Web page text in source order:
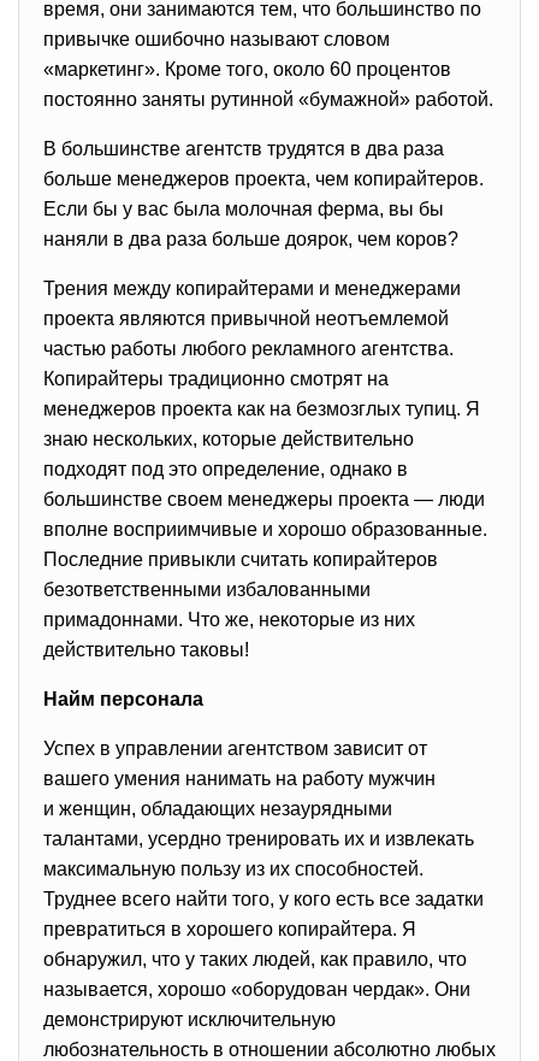
время, они занимаются тем, что большинство по
привычке ошибочно называют словом
«маркетинг». Кроме того, около 60 процентов
постоянно заняты рутинной «бумажной» работой.
В большинстве агентств трудятся в два раза
больше менеджеров проекта, чем копирайтеров.
Если бы у вас была молочная ферма, вы бы
наняли в два раза больше доярок, чем коров?
Трения между копирайтерами и менеджерами
проекта являются привычной неотъемлемой
частью работы любого рекламного агентства.
Копирайтеры традиционно смотрят на
менеджеров проекта как на безмозглых тупиц. Я
знаю нескольких, которые действительно
подходят под это определение, однако в
большинстве своем менеджеры проекта — люди
вполне восприимчивые и хорошо образованные.
Последние привыкли считать копирайтеров
безответственными избалованными
примадоннами. Что же, некоторые из них
действительно таковы!
Найм персонала
Успех в управлении агентством зависит от
вашего умения нанимать на работу мужчин
и женщин, обладающих незаурядными
талантами, усердно тренировать их и извлекать
максимальную пользу из их способностей.
Труднее всего найти того, у кого есть все задатки
превратиться в хорошего копирайтера. Я
обнаружил, что у таких людей, как правило, что
называется, хорошо «оборудован чердак». Они
демонстрируют исключительную
любознательность в отношении абсолютно любых